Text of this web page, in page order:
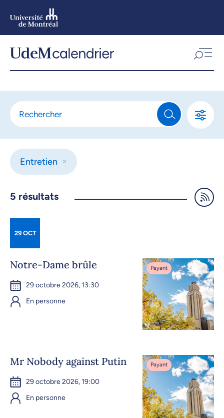
Aller
Entretien
5 résultats
29 OCT
Notre-Dame brûle
29 octobre 2026, 13:30
En personne
Payant
Mr Nobody against Putin
29 octobre 2026, 19:00
En personne
Payant